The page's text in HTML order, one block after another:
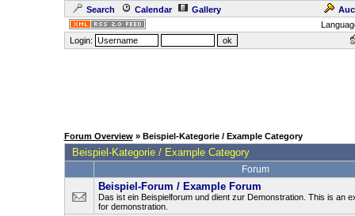
Search Calendar Gallery
Login:
Forum Overview » Beispiel-Kategorie / Example Category
Beispiel-Kategorie / Example Category
Forum
Beispiel-Forum / Example Forum
Das ist ein Beispielforum und dient zur Demonstration. This is an
for demonstration.